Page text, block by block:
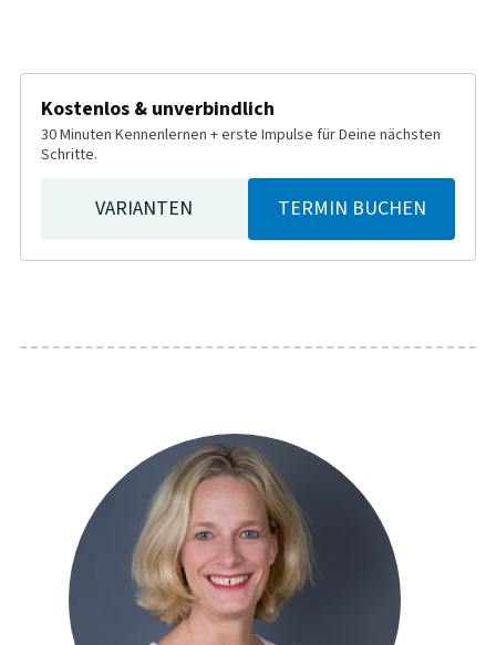
Kostenlos & unverbindlich
30 Minuten Kennenlernen + erste Impulse für Deine nächsten
Schritte.
VARIANTEN TERMIN BUCHEN